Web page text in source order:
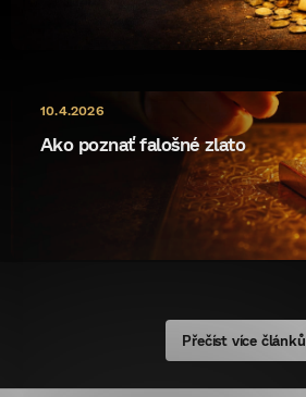
Ako poznať falošné zlato
10.4.2026
Přečíst více článků